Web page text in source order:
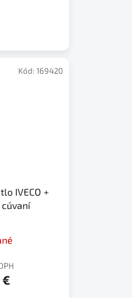
IVECO +
€
Kód: 169420